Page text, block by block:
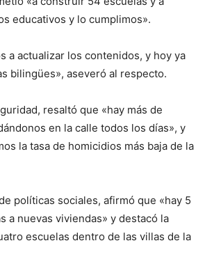
educativos y lo cumplimos».
a actualizar los contenidos, y hoy ya
bilingües», aseveró al respecto.
resaltó que «hay más de
en la calle todos los días», y
la tasa de homicidios más baja de la
políticas sociales, afirmó que «hay 5
a nuevas viviendas» y destacó la
escuelas dentro de las villas de la